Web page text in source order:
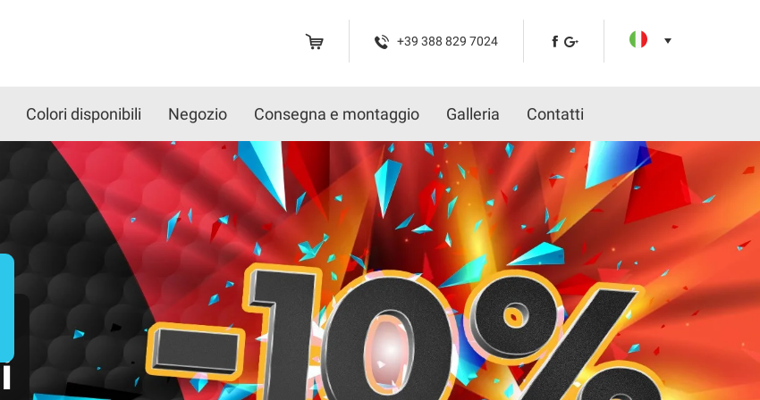
+39 388 829 7024
Colori disponibili Negozio Consegna e montaggio Galleria Contatti